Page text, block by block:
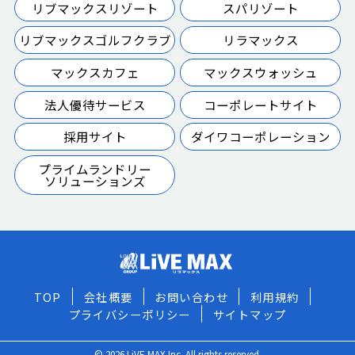
リブマックスリゾート
スパリゾート
リブマックスゴルフクラブ
リラマックス
マックスカフェ
マックスウォッシュ
法人優待サービス
コーポレートサイト
採用サイト
ダイワコーポレーション
プライムランドリー
ソリューションズ
TOP 会社概要 お問い合わせ
利用規約
プライバシーポリシー
サイトマップ